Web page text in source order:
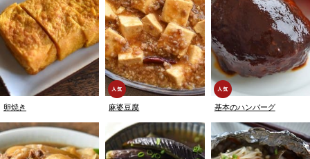
卵焼き 麻婆豆腐 基本のハンバーグ